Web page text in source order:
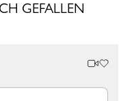
GEFALLEN